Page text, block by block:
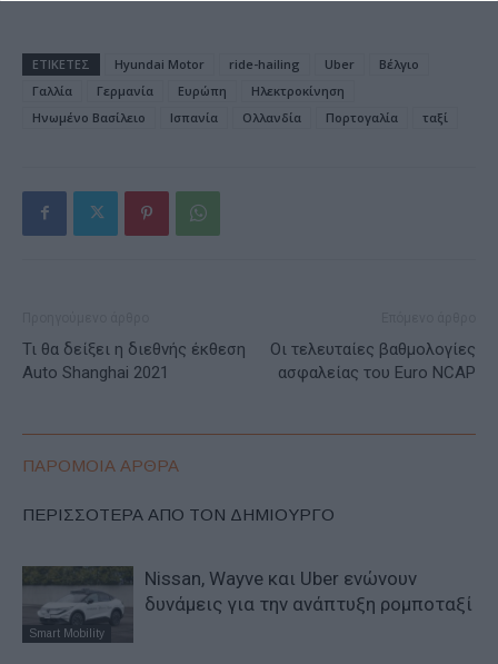
ΕΤΙΚΕΤΕΣ Hyundai Motor ride-hailing Uber
Βέλγιο
Γαλλία
Γερμανία Ευρώπη
Ηλεκτροκίνηση
Ηνωμένο Βασίλειο
Ισπανία Ολλανδία Πορτογαλία ταξί
Τι θα δείξει η διεθνής έκθεση
Auto Shanghai 2021
Οι τελευταίες βαθμολογίες
ασφαλείας του Euro NCAP
ΠΑΡΟΜΟΙΑ ΑΡΘΡΑ
ΠΕΡΙΣΣΟΤΕΡΑ ΑΠΟ ΤΟΝ ΔΗΜΙΟΥΡΓΟ
Smart Mobility
Nissan, Wayve και Uber ενώνουν
δυνάμεις για την ανάπτυξη ρομποταξί